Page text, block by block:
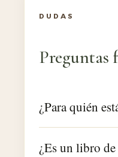
DUDAS
Preguntas
¿Para quién
¿Es un libro